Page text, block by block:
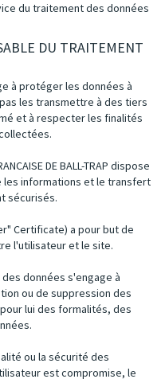
du traitement des données
DU TRAITEMENT
à protéger les données à
les transmettre à des tiers
et à respecter les finalités
DE BALL-TRAP dispose
les informations et le transfert
sécurisés.
Certificate) a pour but de
l'utilisateur et le site.
données s'engage à
ou de suppression des
lui des formalités, des
ou la sécurité des
est compromise, le